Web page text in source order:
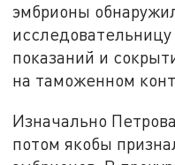
эмбрионы
показаний и
на таможенном
Изначально
потом якобы